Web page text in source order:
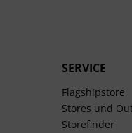
SERVICE
Flagshipstore
Stores und
Storefinder